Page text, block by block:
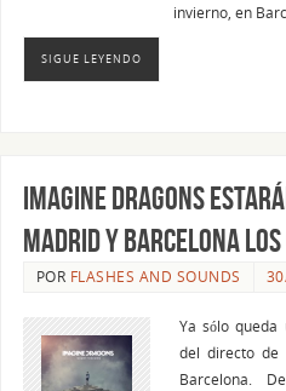
invierno, en
SIGUE LEYENDO
IMAGINE DRAGONS
Madrid y Barcelona los
POR FLASHES AND SOUNDS
Ya sólo
del directo de
Barcelona.